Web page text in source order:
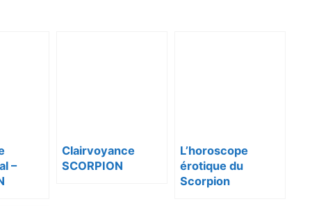
–
Clairvoyance
SCORPION
L’horoscope
érotique du
Scorpion